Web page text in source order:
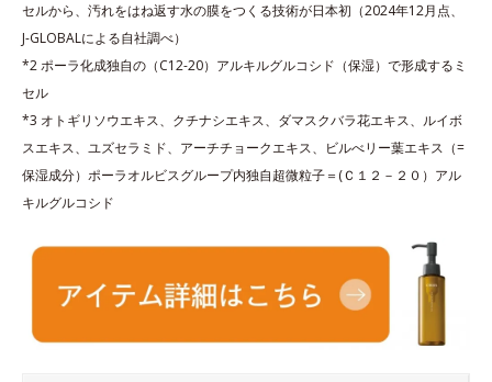
セルから、汚れをはね返す水の膜をつくる技術が日本初（2024年12月点、
J-GLOBALによる自社調べ）
*2 ポーラ化成独自の（C12-20）アルキルグルコシド（保湿）で形成するミ
セル
*3 オトギリソウエキス、クチナシエキス、ダマスクバラ花エキス、ルイボ
スエキス、ユズセラミド、アーチチョークエキス、ビルべリー葉エキス（=
保湿成分）ポーラオルビスグループ内独自超微粒子＝(Ｃ１２－２０）アル
キルグルコシド